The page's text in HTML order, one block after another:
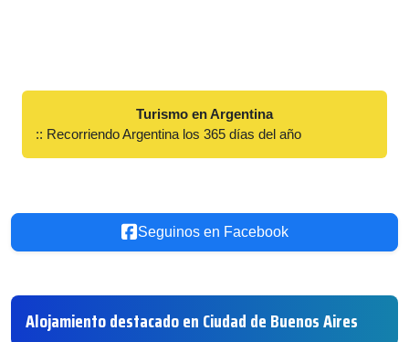
Turismo en Argentina
:: Recorriendo Argentina los 365 días del año
Seguinos en Facebook
Alojamiento destacado en Ciudad de Buenos Aires